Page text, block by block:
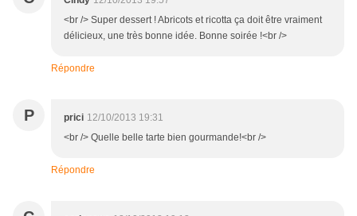
<br /> Super dessert ! Abricots et ricotta ça doit être vraiment
délicieux, une très bonne idée. Bonne soirée !<br />
Répondre
P prici 12/10/2013 19:31
<br /> Quelle belle tarte bien gourmande!<br />
Répondre